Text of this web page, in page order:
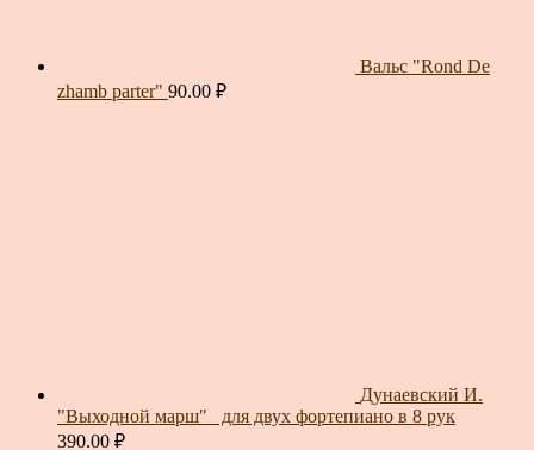
Вальс "Rond De
zhamb parter" 90.00 ₽
Дунаевский И.
"Выходной марш"_ для двух фортепиано в 8 рук
390.00 ₽